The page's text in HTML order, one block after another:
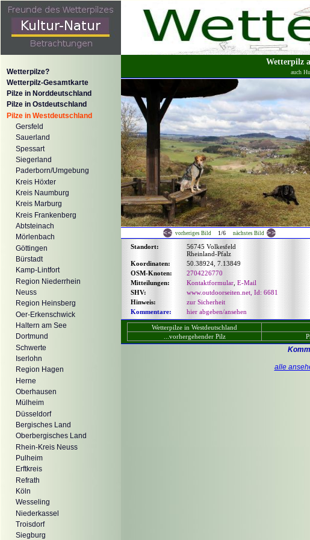
Wetterpilze?
Wetterpilz-Gesamtkarte
Pilze in Norddeutschland
Pilze in Ostdeutschland
Pilze in Westdeutschland
Gersfeld
Sauerland
Spessart
Siegerland
Paderborn/Umgebung
Kreis Höxter
Kreis Naumburg
Kreis Marburg
Kreis Frankenberg
Abtsteinach
Mörlenbach
Göttingen
Bürstadt
Kamp-Lintfort
Region Niederrhein
Neuss
Region Heinsberg
Oer-Erkenschwick
Haltern am See
Dortmund
Schwerte
Iserlohn
Region Hagen
Herne
Oberhausen
Mülheim
Düsseldorf
Bergisches Land
Oberbergisches Land
Rhein-Kreis Neuss
Pulheim
Erftkreis
Refrath
Köln
Wesseling
Niederkassel
Troisdorf
Siegburg
Wetterpilz
auch
vorheriges Bild 1/6 nächstes Bild
Standort:
56745 Volkesfeld
Rheinland-Pfalz
Koordinaten:
50.38924, 7.13849
OSM-Knoten:
2704226770
Mitteilungen:
Kontaktformular E-Mail
SHV:
www.outdoorseiten.net, Id: 6681
Hinweis:
zur Sicherheit
Kommentare:
hier abgeben/ansehen
Wetterpilze in Westdeutschland
...vorhergehender Pilz
alle